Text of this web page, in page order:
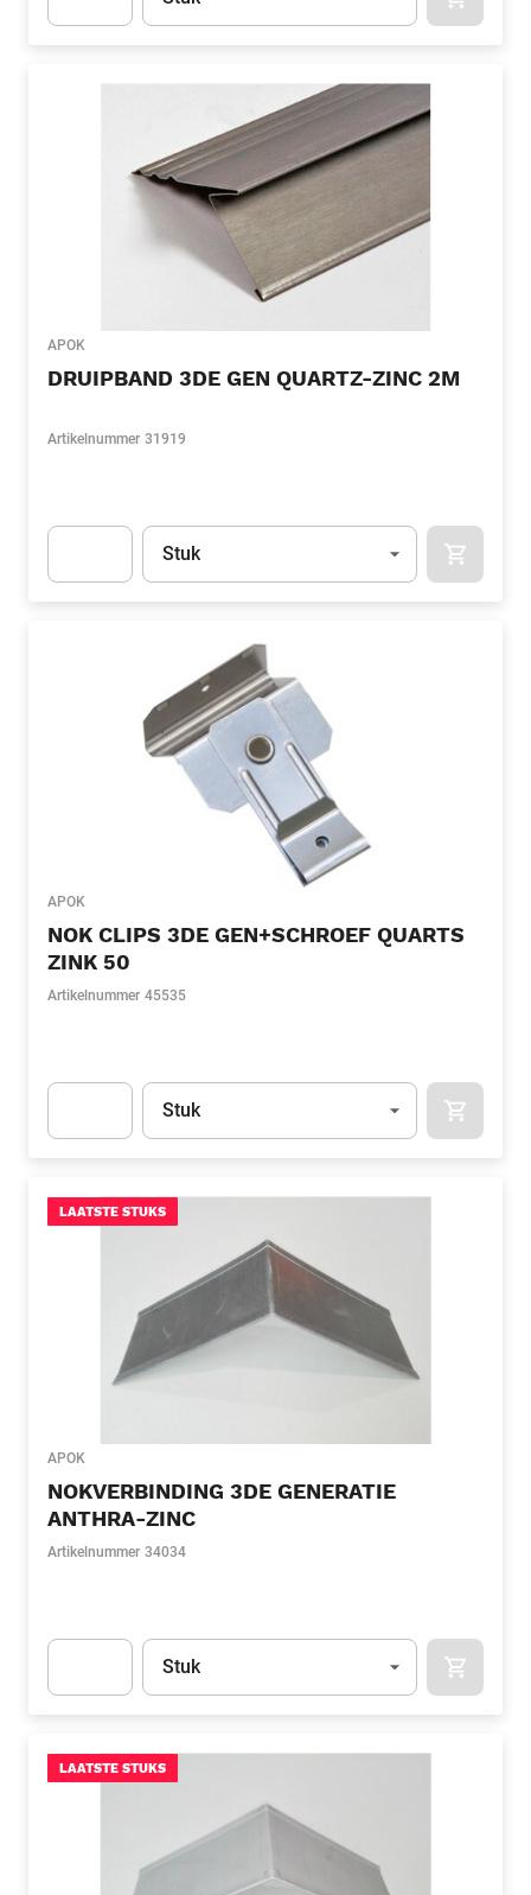
APOK
DRUIPBAND 3DE GEN QUARTZ-ZINC 2M
Artikelnummer 31919
Eenheid
Stuk
APOK
NOK CLIPS 3DE GEN+SCHROEF QUARTS
ZINK 50
Artikelnummer 45535
Eenheid
Stuk
LAATSTE STUKS
APOK
NOKVERBINDING 3DE GENERATIE
ANTHRA-ZINC
Artikelnummer 34034
Eenheid
Stuk
LAATSTE STUKS